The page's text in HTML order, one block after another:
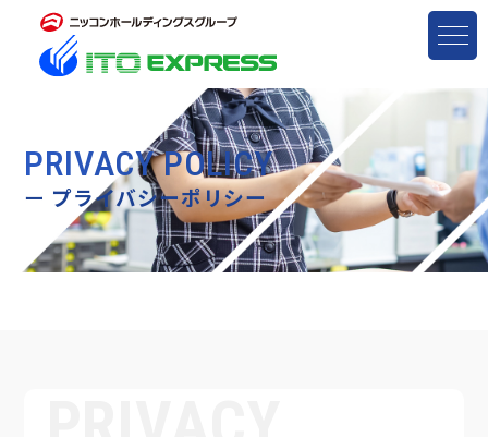
PRIVACY POLICY
ー プライバシーポリシー